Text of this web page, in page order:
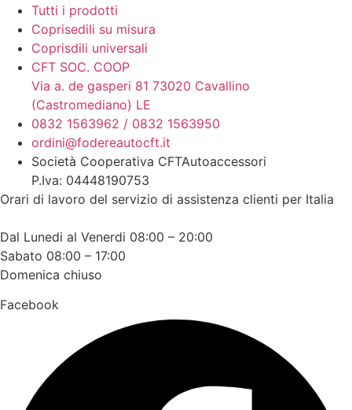
Tutti i prodotti
Coprisedili su misura
Coprisdili universali
CFT SOC. COOP
Via a. de gasperi 81 73020 Cavallino
(Castromediano) LE
0832 1563962 / 0832 1563950
ordini@fodereautocft.it
Società Cooperativa CFTAutoaccessori
P.Iva: 04448190753
Orari di lavoro del servizio di assistenza clienti per Italia
Dal Lunedi al Venerdi 08:00 – 20:00
Sabato 08:00 – 17:00
Domenica chiuso
Facebook